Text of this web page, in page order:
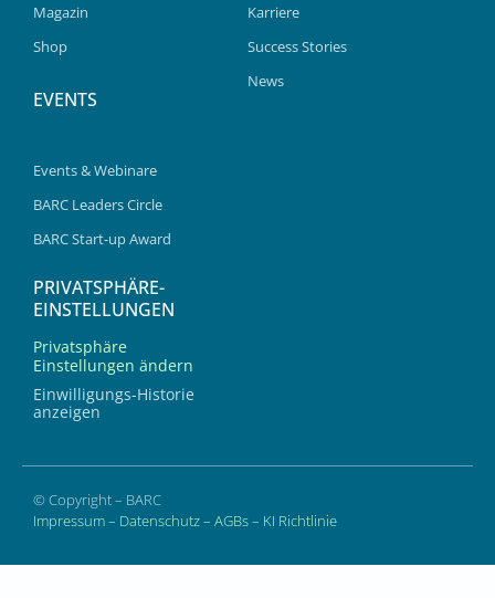
Magazin
Shop
EVENTS
Events & Webinare
BARC Leaders Circle
BARC Start-up Award
Karriere
Success Stories
News
PRIVATSPHÄRE-
EINSTELLUNGEN
Privatsphäre
Einstellungen ändern
Einwilligungs-Historie
anzeigen
© Copyright – BARC
Impressum– Datenschutz– AGBs– KI Richtlinie